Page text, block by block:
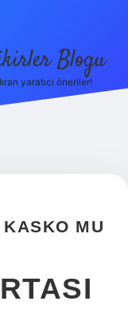
Blogu
yaratıcı öneriler!
MU